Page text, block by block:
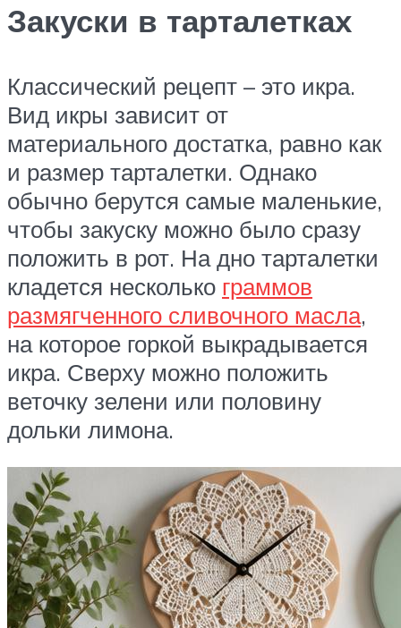
Закуски в тарталетках
Классический рецепт – это икра.
Вид икры зависит от
материального достатка, равно как
и размер тарталетки. Однако
обычно берутся самые маленькие,
чтобы закуску можно было сразу
положить в рот. На дно тарталетки
кладется несколько граммов
размягченного сливочного масла,
на которое горкой выкрадывается
икра. Сверху можно положить
веточку зелени или половину
дольки лимона.